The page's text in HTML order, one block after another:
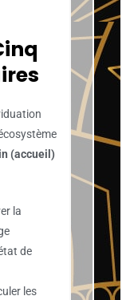
(accueil)
la
de
les